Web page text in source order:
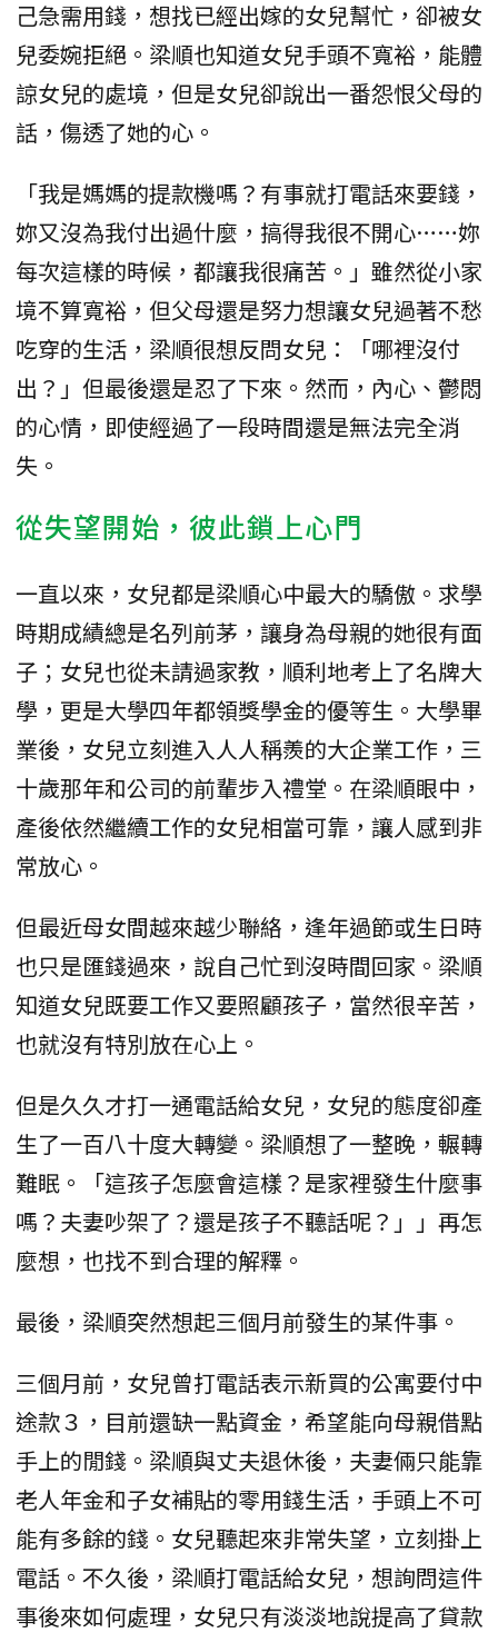
己急需用錢，想找已經出嫁的女兒幫忙，卻被女
兒委婉拒絕。梁順也知道女兒手頭不寬裕，能體
諒女兒的處境，但是女兒卻說出一番怨恨父母的
話，傷透了她的心。
「我是媽媽的提款機嗎？有事就打電話來要錢，
妳又沒為我付出過什麼，搞得我很不開心……妳
每次這樣的時候，都讓我很痛苦。」雖然從小家
境不算寬裕，但父母還是努力想讓女兒過著不愁
吃穿的生活，梁順很想反問女兒：「哪裡沒付
出？」但最後還是忍了下來。然而，內心、鬱悶
的心情，即使經過了一段時間還是無法完全消
失。
從失望開始，彼此鎖上心門
一直以來，女兒都是梁順心中最大的驕傲。求學
時期成績總是名列前茅，讓身為母親的她很有面
子；女兒也從未請過家教，順利地考上了名牌大
學，更是大學四年都領獎學金的優等生。大學畢
業後，女兒立刻進入人人稱羨的大企業工作，三
十歲那年和公司的前輩步入禮堂。在梁順眼中，
產後依然繼續工作的女兒相當可靠，讓人感到非
常放心。
但最近母女間越來越少聯絡，逢年過節或生日時
也只是匯錢過來，說自己忙到沒時間回家。梁順
知道女兒既要工作又要照顧孩子，當然很辛苦，
也就沒有特別放在心上。
但是久久才打一通電話給女兒，女兒的態度卻產
生了一百八十度大轉變。梁順想了一整晚，輾轉
難眠。「這孩子怎麼會這樣？是家裡發生什麼事
嗎？夫妻吵架了？還是孩子不聽話呢？」」再怎
麼想，也找不到合理的解釋。
最後，梁順突然想起三個月前發生的某件事。
三個月前，女兒曾打電話表示新買的公寓要付中
途款３，目前還缺一點資金，希望能向母親借點
手上的閒錢。梁順與丈夫退休後，夫妻倆只能靠
老人年金和子女補貼的零用錢生活，手頭上不可
能有多餘的錢。女兒聽起來非常失望，立刻掛上
電話。不久後，梁順打電話給女兒，想詢問這件
事後來如何處理，女兒只有淡淡地說提高了貸款